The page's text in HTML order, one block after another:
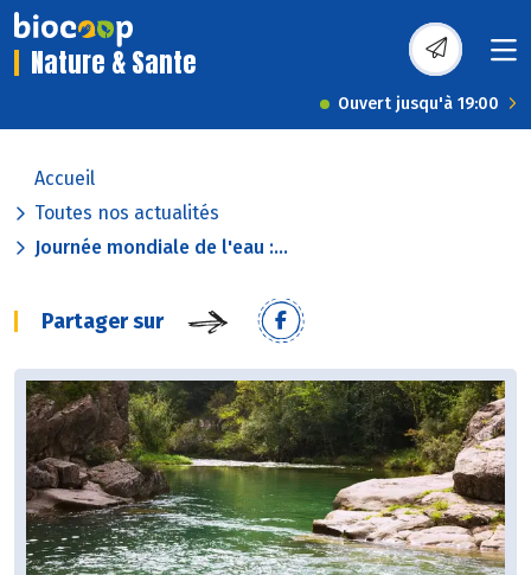
Nature & Sante
Ouvert jusqu'à 19:00
Accueil
Toutes nos actualités
Journée mondiale de l'eau :...
Partager sur